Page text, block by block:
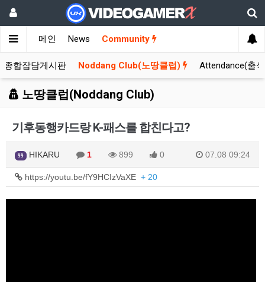
메인 News Community
종합잡담게시판 Noddang Club(노땅클럽) Attendance(출
노땅클럽(Noddang Club)
기후동행카드랑 K-패스를 합친다고?
99 HIKARU 1 899 0 07.08 09:24
https://youtu.be/fY9HCIzVaXE + 20